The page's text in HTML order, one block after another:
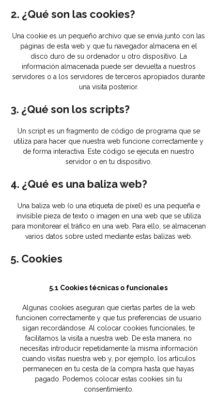
2. ¿Qué son las cookies?
Una cookie es un pequeño archivo que se envía junto con las
páginas de esta web y que tu navegador almacena en el
disco duro de su ordenador u otro dispositivo. La
información almacenada puede ser devuelta a nuestros
servidores o a los servidores de terceros apropiados durante
una visita posterior.
3. ¿Qué son los scripts?
Un script es un fragmento de código de programa que se
utiliza para hacer que nuestra web funcione correctamente y
de forma interactiva. Este código se ejecuta en nuestro
servidor o en tu dispositivo.
4. ¿Qué es una baliza web?
Una baliza web (o una etiqueta de píxel) es una pequeña e
invisible pieza de texto o imagen en una web que se utiliza
para monitorear el tráfico en una web. Para ello, se almacenan
varios datos sobre usted mediante estas balizas web.
5. Cookies
5.1 Cookies técnicas o funcionales
Algunas cookies aseguran que ciertas partes de la web
funcionen correctamente y que tus preferencias de usuario
sigan recordándose. Al colocar cookies funcionales, te
facilitamos la visita a nuestra web. De esta manera, no
necesitas introducir repetidamente la misma información
cuando visitas nuestra web y, por ejemplo, los artículos
permanecen en tu cesta de la compra hasta que hayas
pagado. Podemos colocar estas cookies sin tu
consentimiento.